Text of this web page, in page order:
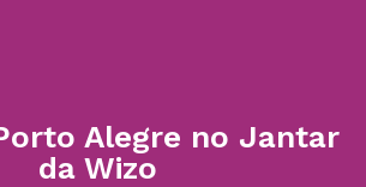
Alegre no Jantar
da Wizo